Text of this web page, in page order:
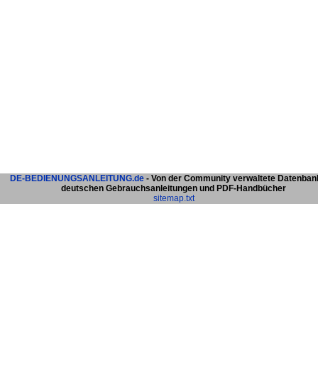
DE-BEDIENUNGSANLEITUNG.de - Von der Community verwaltete
deutschen Gebrauchsanleitungen und PDF-Handbücher
sitemap.txt